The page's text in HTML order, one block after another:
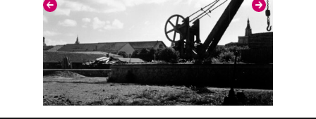
positivo: 9190;
Licencia de las imágenes
CC BY-NC-SA 4.0